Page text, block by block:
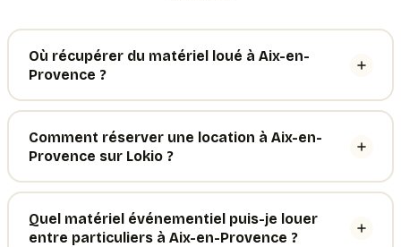
Où récupérer du matériel loué à Aix-en-
Provence ?
Comment réserver une location à Aix-en-
Provence sur Lokio ?
Quel matériel événementiel puis-je louer
entre particuliers à Aix-en-Provence ?